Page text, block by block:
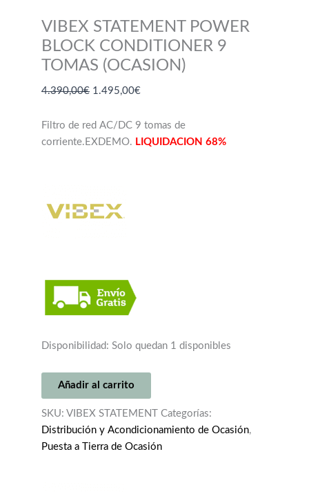
VIBEX STATEMENT POWER
BLOCK CONDITIONER 9
TOMAS (OCASION)
4.390,00€ El
original
era:
1.495,00€El
actual
es:
Filtro de red AC/DC 9 tomas de
corriente.EXDEMO. LIQUIDACION 68%
Disponibilidad: Solo quedan 1 disponibles
VIBEX
STATEMENT
POWER
BLOCK
CONDITIONER
Añadir al carrito
SKU: VIBEX STATEMENT
Categorías:
Distribución y Acondicionamiento de Ocasión,
Puesta a Tierra de Ocasión